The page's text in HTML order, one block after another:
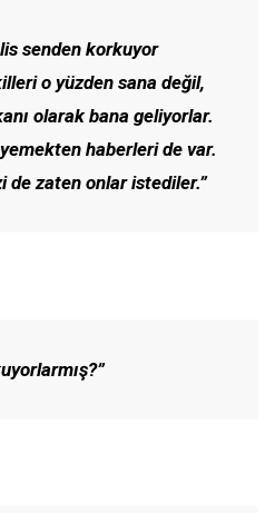
senden korkuyor
o yüzden sana değil,
olarak bana geliyorlar.
haberleri de var.
de zaten onlar istediler.”